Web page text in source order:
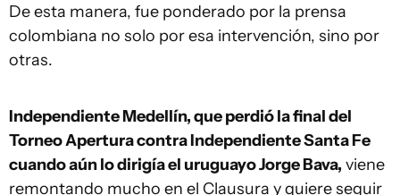
De esta manera, fue ponderado por la prensa
colombiana no solo por esa intervención, sino por
otras.
Independiente Medellín, que perdió la final del
Torneo Apertura contra Independiente Santa Fe
cuando aún lo dirigía el uruguayo Jorge Bava, viene
remontando mucho en el Clausura y quiere seguir